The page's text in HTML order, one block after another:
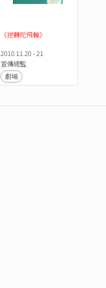
《逆轉陀飛輪》
2010.11.20 - 21
宣傳總監
劇場